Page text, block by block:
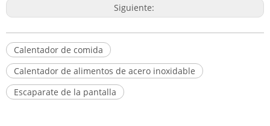
Siguiente:
Calentador de comida
Calentador de alimentos de acero inoxidable
Escaparate de la pantalla